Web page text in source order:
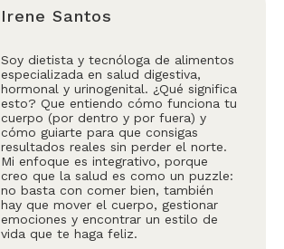
Irene Santos
Soy dietista y tecnóloga de alimentos
especializada en salud digestiva,
hormonal y urinogenital. ¿Qué significa
esto? Que entiendo cómo funciona tu
cuerpo (por dentro y por fuera) y
cómo guiarte para que consigas
resultados reales sin perder el norte.
Mi enfoque es integrativo, porque
creo que la salud es como un puzzle:
no basta con comer bien, también
hay que mover el cuerpo, gestionar
emociones y encontrar un estilo de
vida que te haga feliz.